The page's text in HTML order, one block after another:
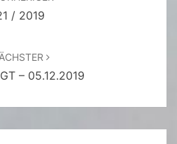
/ 2019
– 05.12.2019